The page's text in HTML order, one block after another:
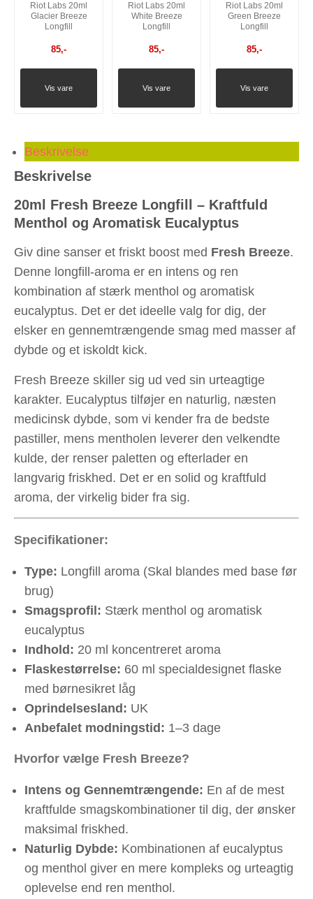
Riot Labs 20ml
Glacier Breeze
Longfill
85,-
Vis vare
Riot Labs 20ml
White Breeze
Longfill
85,-
Vis vare
Riot Labs 20ml
Green Breeze
Longfill
85,-
Vis vare
Beskrivelse
Beskrivelse
20ml Fresh Breeze Longfill – Kraftfuld
Menthol og Aromatisk Eucalyptus
Giv dine sanser et friskt boost med Fresh Breeze.
Denne longfill-aroma er en intens og ren
kombination af stærk menthol og aromatisk
eucalyptus. Det er det ideelle valg for dig, der
elsker en gennemtrængende smag med masser af
dybde og et iskoldt kick.
Fresh Breeze skiller sig ud ved sin urteagtige
karakter. Eucalyptus tilføjer en naturlig, næsten
medicinsk dybde, som vi kender fra de bedste
pastiller, mens mentholen leverer den velkendte
kulde, der renser paletten og efterlader en
langvarig friskhed. Det er en solid og kraftfuld
aroma, der virkelig bider fra sig.
Specifikationer:
Type: Longfill aroma (Skal blandes med base før
brug)
Smagsprofil: Stærk menthol og aromatisk
eucalyptus
Indhold: 20 ml koncentreret aroma
Flaskestørrelse: 60 ml specialdesignet flaske
med børnesikret låg
Oprindelsesland: UK
Anbefalet modningstid: 1–3 dage
Hvorfor vælge Fresh Breeze?
Intens og Gennemtrængende: En af de mest
kraftfulde smagskombinationer til dig, der ønsker
maksimal friskhed.
Naturlig Dybde: Kombinationen af eucalyptus
og menthol giver en mere kompleks og urteagtig
oplevelse end ren menthol.